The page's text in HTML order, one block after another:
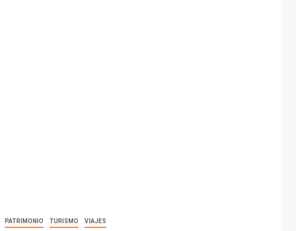
PATRIMONIO TURISMO VIAJES